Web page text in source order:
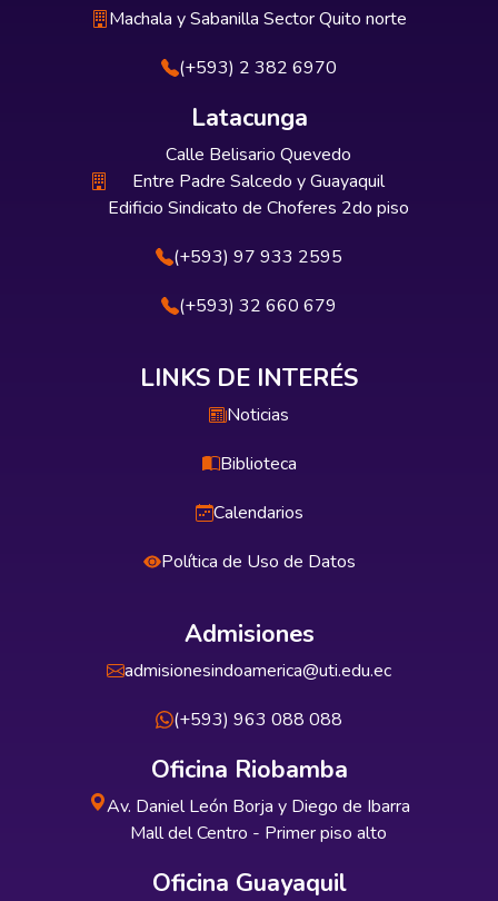
Machala y Sabanilla Sector Quito norte
(+593) 2 382 6970
Latacunga
Calle Belisario Quevedo
Entre Padre Salcedo y Guayaquil
Edificio Sindicato de Choferes 2do piso
(+593) 97 933 2595
(+593) 32 660 679
LINKS DE INTERÉS
Noticias
Biblioteca
Calendarios
Política de Uso de Datos
Admisiones
admisionesindoamerica@uti.edu.ec
(+593) 963 088 088
Oficina Riobamba
Av. Daniel León Borja y Diego de Ibarra
Mall del Centro - Primer piso alto
Oficina Guayaquil